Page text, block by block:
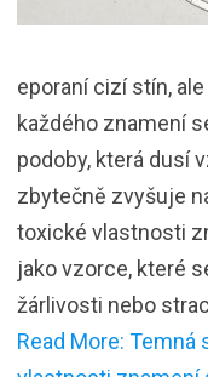
eporaní cizí stín,
každého znamení
podoby, která dusí
zbytečně zvyšuje
toxické vlastnosti
jako vzorce, které
žárlivosti nebo
Read More: